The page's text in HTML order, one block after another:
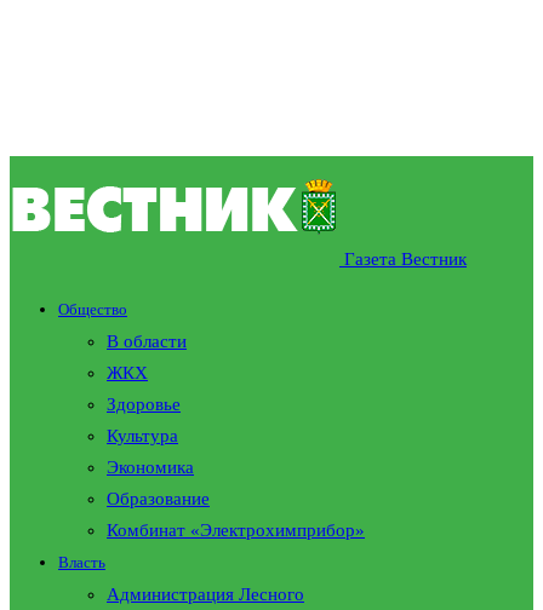
Газета Вестник
Общество
В области
ЖКХ
Здоровье
Культура
Экономика
Образование
Комбинат «Электрохимприбор»
Власть
Администрация Лесного